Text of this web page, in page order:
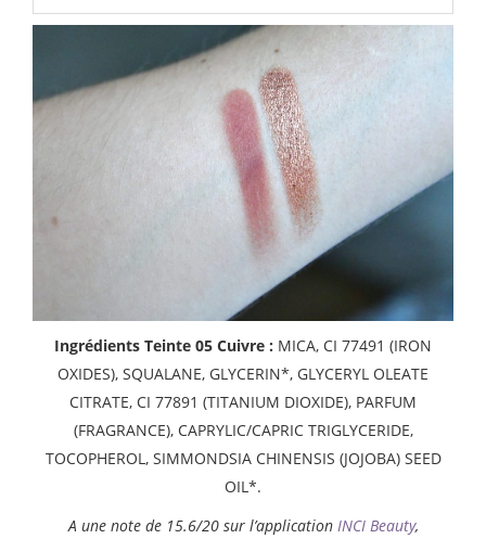
Ingrédients Teinte 05 Cuivre : MICA, CI 77491 (IRON
OXIDES), SQUALANE, GLYCERIN*, GLYCERYL OLEATE
CITRATE, CI 77891 (TITANIUM DIOXIDE), PARFUM
(FRAGRANCE), CAPRYLIC/CAPRIC TRIGLYCERIDE,
TOCOPHEROL, SIMMONDSIA CHINENSIS (JOJOBA) SEED
OIL*.
A une note de 15.6/20 sur l’application INCI Beauty,